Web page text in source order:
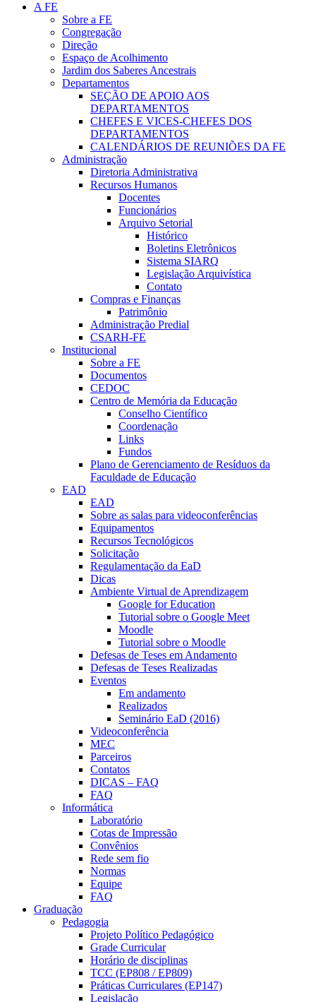
A FE
Sobre a FE
Congregação
Direção
Espaço de Acolhimento
Jardim dos Saberes Ancestrais
Departamentos
SEÇÃO DE APOIO AOS
DEPARTAMENTOS
CHEFES E VICES-CHEFES DOS
DEPARTAMENTOS
CALENDÁRIOS DE REUNIÕES DA FE
Administração
Diretoria Administrativa
Recursos Humanos
Docentes
Funcionários
Arquivo Setorial
Histórico
Boletins Eletrônicos
Sistema SIARQ
Legislação Arquivística
Contato
Compras e Finanças
Patrimônio
Administração Predial
CSARH-FE
Institucional
Sobre a FE
Documentos
CEDOC
Centro de Memória da Educação
Conselho Científico
Coordenação
Links
Fundos
Plano de Gerenciamento de Resíduos da
Faculdade de Educação
EAD
EAD
Sobre as salas para videoconferências
Equipamentos
Recursos Tecnológicos
Solicitação
Regulamentação da EaD
Dicas
Ambiente Virtual de Aprendizagem
Google for Education
Tutorial sobre o Google Meet
Moodle
Tutorial sobre o Moodle
Defesas de Teses em Andamento
Defesas de Teses Realizadas
Eventos
Em andamento
Realizados
Seminário EaD (2016)
Videoconferência
MEC
Parceiros
Contatos
DICAS – FAQ
FAQ
Informática
Laboratório
Cotas de Impressão
Convênios
Rede sem fio
Normas
Equipe
FAQ
Graduação
Pedagogia
Projeto Político Pedagógico
Grade Curricular
Horário de disciplinas
TCC (EP808 / EP809)
Práticas Curriculares (EP147)
Legislação